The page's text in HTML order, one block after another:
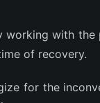
working with
of recovery.
for the